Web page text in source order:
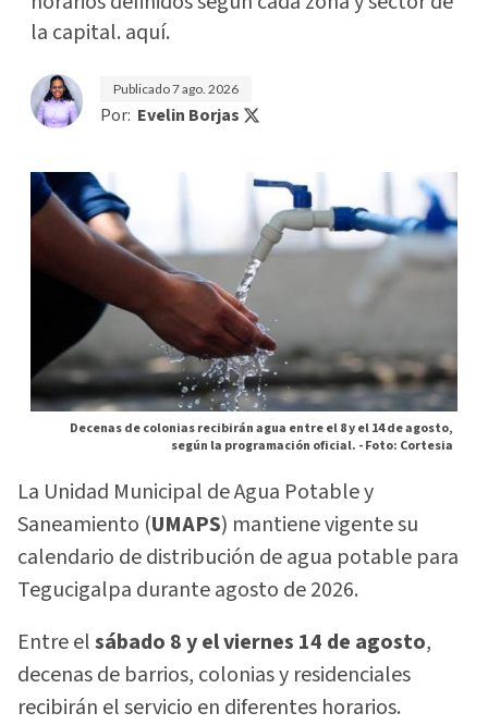
la capital. aquí.
Publicado7 ago. 2026
Por: Evelin Borjas
Decenas de colonias recibirán agua entre el 8 y el 14 de agosto,
según la programación oficial. -Foto: Cortesia
La Unidad Municipal de Agua Potable y
Saneamiento (UMAPS) mantiene vigente su
calendario de distribución de agua potable para
Tegucigalpa durante agosto de 2026.
Entre elsábado 8 y el viernes 14 de agosto,
decenas de barrios, colonias y residenciales
recibirán el servicio en diferentes horarios.